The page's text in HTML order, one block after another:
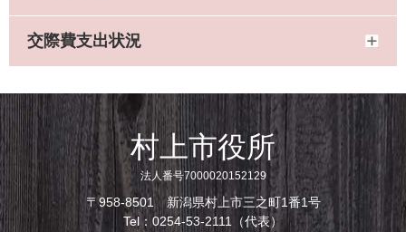
交際費支出状況
村上市役所
法人番号7000020152129
〒958-8501 新潟県村上市三之町1番1号
Tel：0254-53-2111（代表）